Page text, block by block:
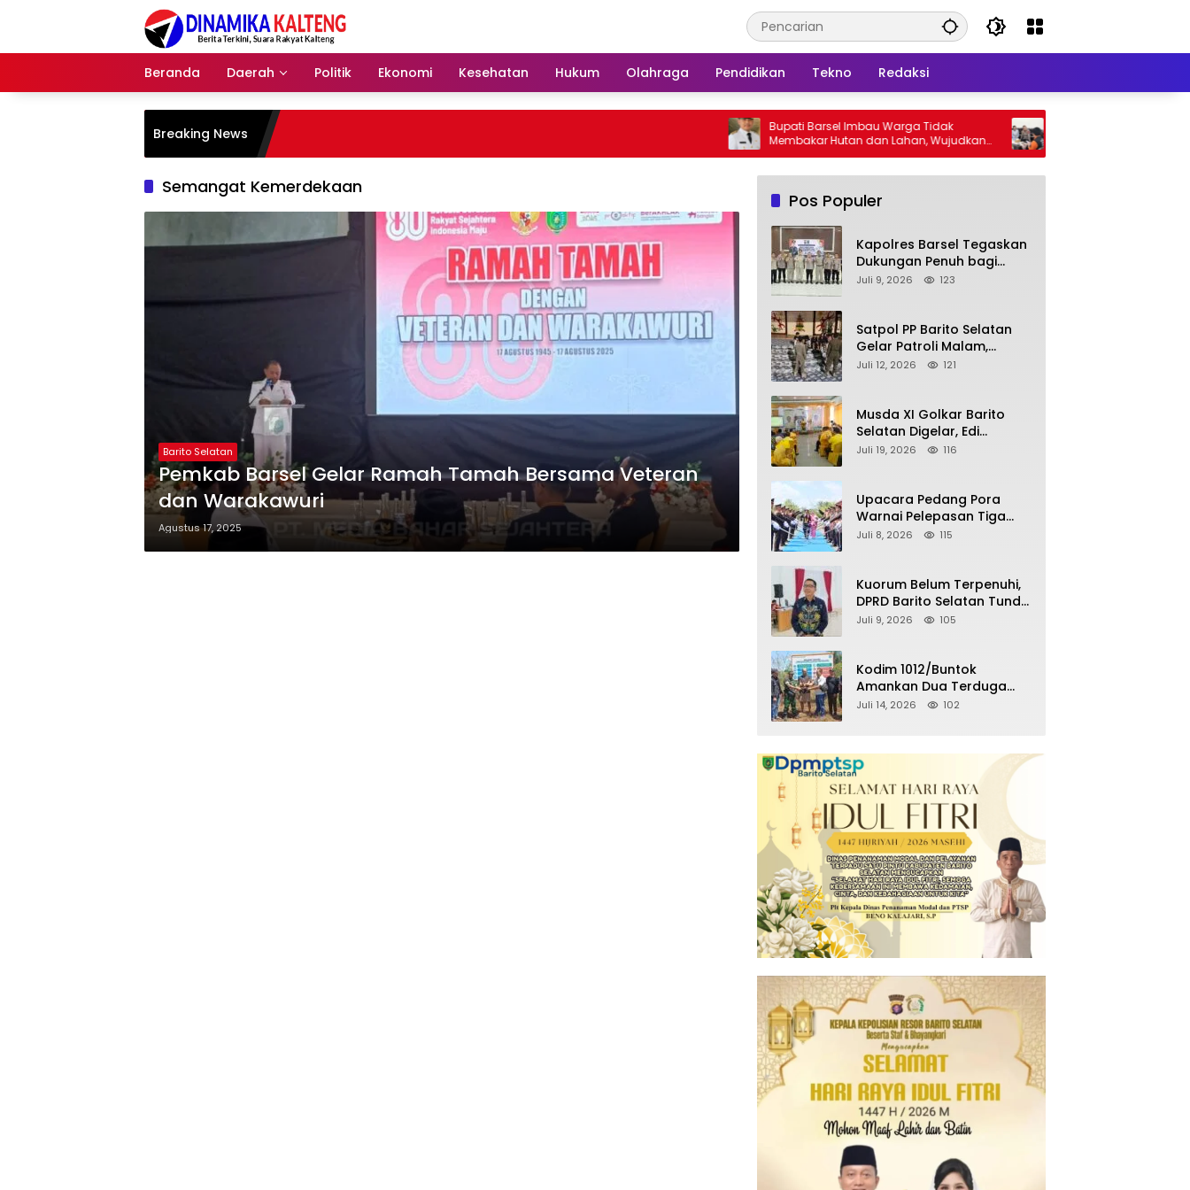
Beranda
Daerah Politik Ekonomi Kesehatan Hukum Olahraga Pendidikan Tekno Redaksi
Breaking News
Bupati Barsel Imbau Warga Tidak
Membakar Hutan dan Lahan, Wujudkan
Barito Selatan Bebas Kabut Asap
Kapolres Barsel Dukung Sensus Ekonomi
2026, Ajak Pelaku Usaha Berikan Data
yang Jujur
Semangat Kemerdekaan
Barito Selatan
Pemkab Barsel Gelar Ramah Tamah Bersama Veteran
dan Warakawuri
Agustus 17, 2025
Pos Populer
Kapolres Barsel Tegaskan
Dukungan Penuh bagi
Pengembangan KBPPP
Juli 9, 2026 123
Satpol PP Barito Selatan
Gelar Patroli Malam,
Tindak Lanjuti Keluhan
Juli 12, 2026 121
Musda XI Golkar Barito
Selatan Digelar, Edi
Pratowo Targetkan
Juli 19, 2026 116
Upacara Pedang Pora
Warnai Pelepasan Tiga
Perwira Polres Barito
Juli 8, 2026 115
Kuorum Belum Terpenuhi,
DPRD Barito Selatan Tunda
Paripurna Persetujuan
APBD 2025
Juli 9, 2026 105
Kodim 1012/Buntok
Amankan Dua Terduga
Pencuri Aset Perusahaan
Disita
Juli 14, 2026 102